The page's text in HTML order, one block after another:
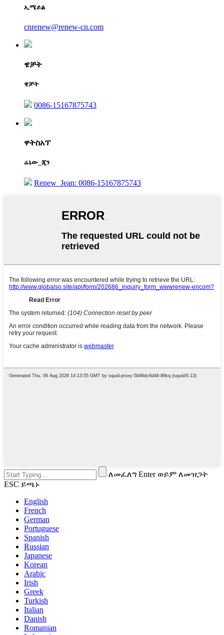
ኢሜይል
cnrenew@renew-cn.com
ዌቻት
ዌቻት
0086-15167875743
ዋትስአፕ
ሬኔው_ጂን
Renew_Jean: 0086-15167875743
ለመፈለግ Enter ወይም ለመዝጋት
ESC ይጫኑ
English
French
German
Portuguese
Spanish
Russian
Japanese
Korean
Arabic
Irish
Greek
Turkish
Italian
Danish
Romanian